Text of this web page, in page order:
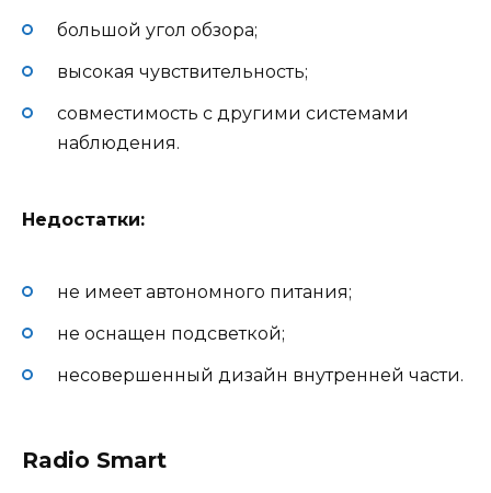
большой угол обзора;
высокая чувствительность;
совместимость с другими системами
наблюдения.
Недостатки:
не имеет автономного питания;
не оснащен подсветкой;
несовершенный дизайн внутренней части.
Radio Smart